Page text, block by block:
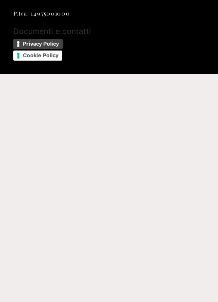
P.Iva: 14975001000
Documenti e contatti
Privacy Policy
Cookie Policy